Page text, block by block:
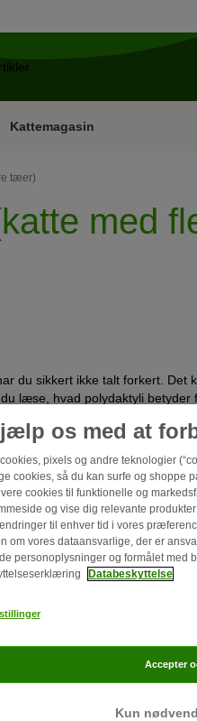
Kattemagasin
tæer)
med
du sikkert ikke talt forkert. Det
læse, hvad polydaktyli betyder
os med at
pixels og andre teknologier
cookies, så du kan surfe og shoppe
cookies til funktionelle og
og vise dig relevante
til enhver tid i vores
om vores dataansvarlige, der er
personoplysninger og formålet med
Databeskyttelse
Kun
Accepter